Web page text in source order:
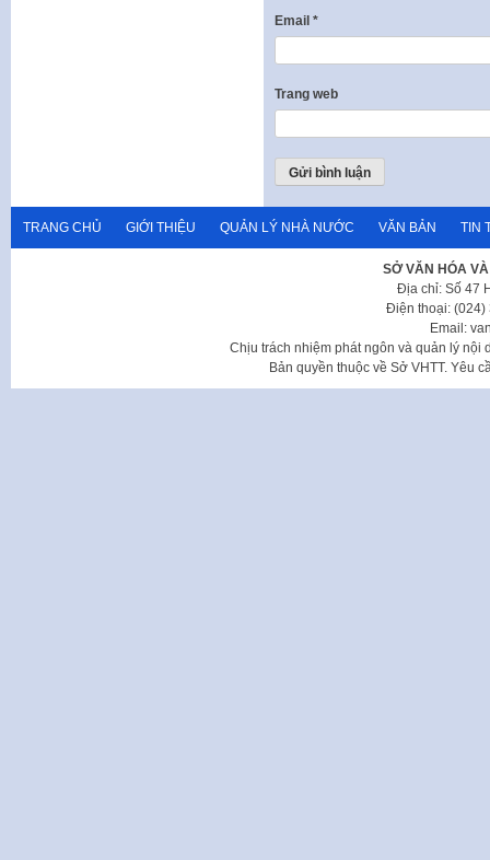
Email *
Trang web
TRANG CHỦ GIỚI THIỆU QUẢN LÝ NHÀ NƯỚC VĂN BẢN TIN
SỞ VĂN HÓA
Địa chỉ: Số 47
Điện thoại: (024)
Email:
Chịu trách nhiệm phát ngôn và quản lý nội
Bản quyền thuộc về Sở VHTT. Yêu